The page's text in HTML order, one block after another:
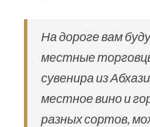
На дороге вам
местные
сувенира из
местное вино и
разных сортов,